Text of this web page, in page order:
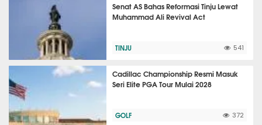
Senat AS Bahas Reformasi Tinju Lewat
Muhammad Ali Revival Act
TINJU 541
Cadillac Championship Resmi Masuk
Seri Elite PGA Tour Mulai 2028
GOLF 372